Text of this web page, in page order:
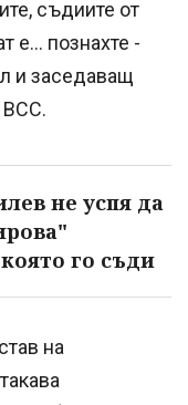
съдиите от
е... познахте -
и заседаващ
ВСС.
не успя да
го съди
на